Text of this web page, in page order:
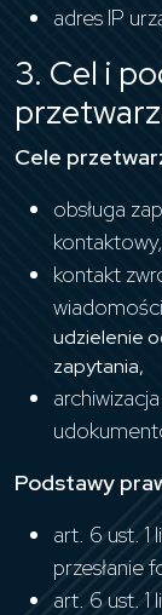
adres IP
3. Cel i
Cele
obsługa
kontaktowy,
kontakt
udzielenie
zapytania,
Podstawy
art. 6 ust.
przesłanie
art. 6 ust. 1